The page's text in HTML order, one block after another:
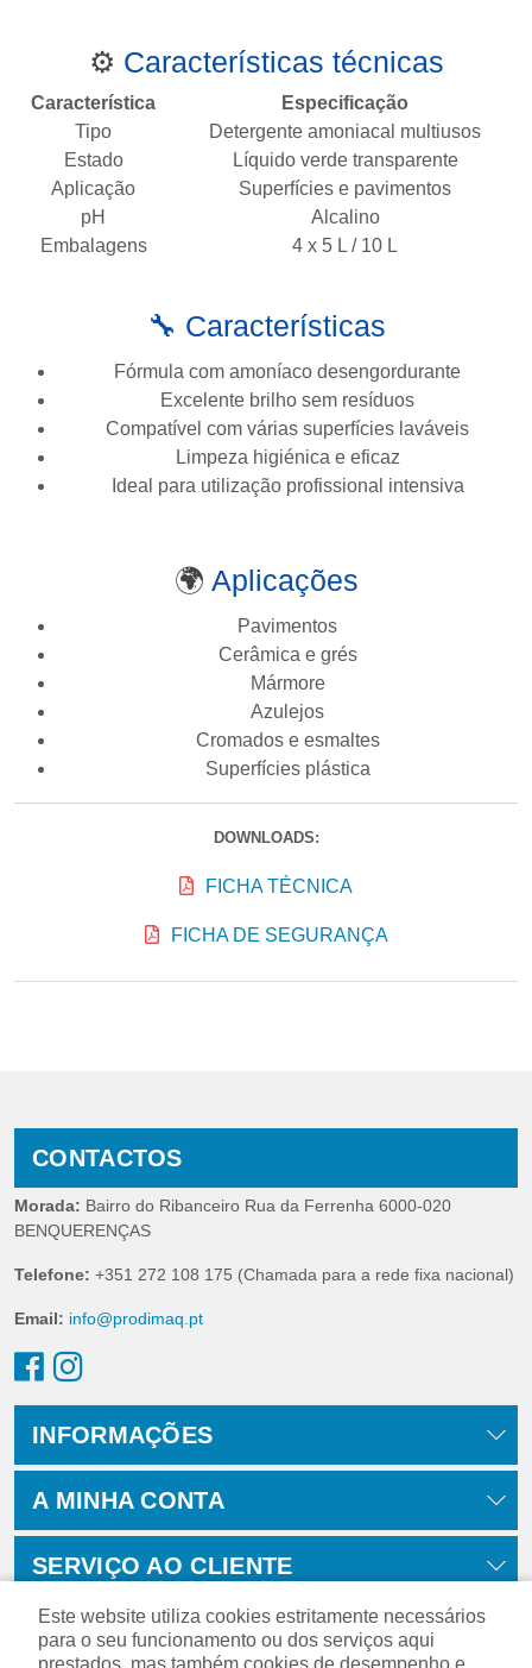
⚙️ Características técnicas
Característica
Especificação
Tipo
Detergente amoniacal multiusos
Estado
Líquido verde transparente
Aplicação
Superfícies e pavimentos
pH
Alcalino
Embalagens
4 x 5 L / 10 L
🔧 Características
Fórmula com amoníaco desengordurante
Excelente brilho sem resíduos
Compatível com várias superfícies laváveis
Limpeza higiénica e eficaz
Ideal para utilização profissional intensiva
🌍 Aplicações
Pavimentos
Cerâmica e grés
Mármore
Azulejos
Cromados e esmaltes
Superfícies plástica
DOWNLOADS:
FICHA TÉCNICA
FICHA DE SEGURANÇA
CONTACTOS
Morada: Bairro do Ribanceiro Rua da Ferrenha 6000-020
BENQUERENÇAS
Telefone: +351 272 108 175 (Chamada para a rede fixa nacional)
Email: info@prodimaq.pt
INFORMAÇÕES
A MINHA CONTA
SERVIÇO AO CLIENTE
Este website utiliza cookies estritamente necessários
para o seu funcionamento ou dos serviços aqui
prestados, mas também cookies de desempenho e